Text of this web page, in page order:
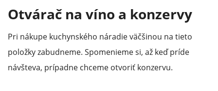
Otvárač na víno a konzervy
Pri nákupe kuchynského náradie väčšinou na tieto
položky zabudneme. Spomenieme si, až keď príde
návšteva, prípadne chceme otvoriť konzervu.